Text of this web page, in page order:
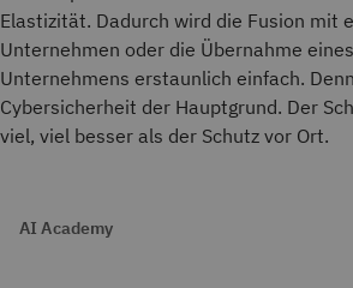
Elastizität. Dadurch wird die Fusion mit
Unternehmen oder die Übernahme
Unternehmens erstaunlich einfach.
Cybersicherheit der Hauptgrund. Der
viel, viel besser als der Schutz vor Ort.
AI Academy